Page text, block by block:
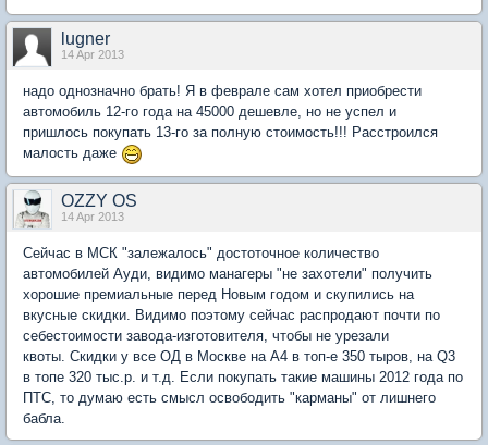
lugner
14 Apr 2013
надо однозначно брать! Я в феврале сам хотел приобрести
автомобиль 12-го года на 45000 дешевле, но не успел и
пришлось покупать 13-го за полную стоимость!!! Расстроился
малость даже
OZZY OS
14 Apr 2013
Сейчас в МСК "залежалось" достоточное количество
автомобилей Ауди, видимо манагеры "не захотели" получить
хорошие премиальные перед Новым годом и скупились на
вкусные скидки. Видимо поэтому сейчас распродают почти по
себестоимости завода-изготовителя, чтобы не урезали
квоты. Скидки у все ОД в Москве на А4 в топ-е 350 тыров, на Q3
в топе 320 тыс.р. и т.д. Если покупать такие машины 2012 года по
ПТС, то думаю есть смысл освободить "карманы" от лишнего
бабла.